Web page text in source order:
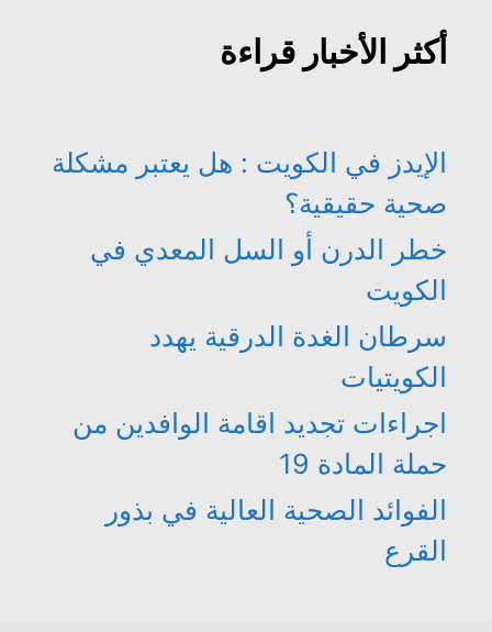
أكثر الأخبار قراءة
الإيدز في الكويت : هل يعتبر مشكلة
صحية حقيقية؟
خطر الدرن أو السل المعدي في
الكويت
سرطان الغدة الدرقية يهدد
الكويتيات
اجراءات تجديد اقامة الوافدين من
حملة المادة 19
الفوائد الصحية العالية في بذور
القرع